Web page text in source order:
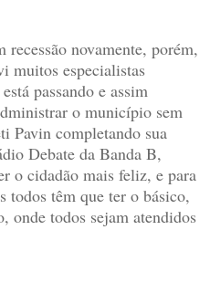
novamente, porém,
muitos especialistas
passando e assim
o município sem
Pavin completando sua
Debate da Banda B,
o cidadão mais feliz, e para
todos têm que ter o básico,
onde todos sejam atendidos